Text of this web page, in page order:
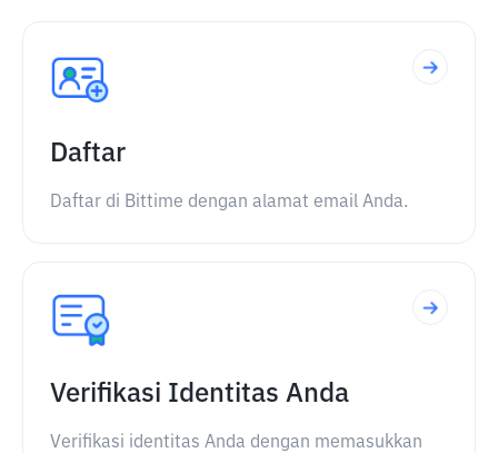
Daftar
Daftar di Bittime dengan alamat email Anda.
Verifikasi Identitas Anda
Verifikasi identitas Anda dengan memasukkan